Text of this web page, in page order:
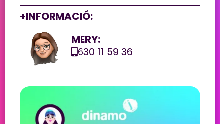
+INFORMACIÓ:
MERY:
630 11 59 36